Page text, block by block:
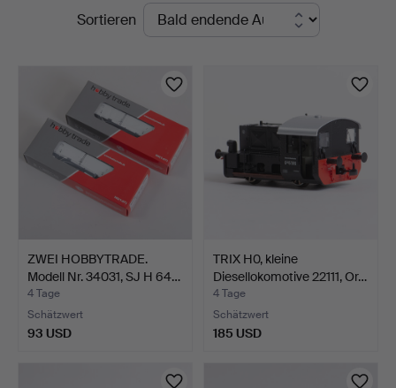
LaufendeSortieren
ZWEI HOBBYTRADE.
Modell Nr. 34031, SJ H 64…
4 Tage
Schätzwert
93 USD
TRIX H0, kleine
Diesellokomotive 22111, Or…
4 Tage
Schätzwert
185 USD